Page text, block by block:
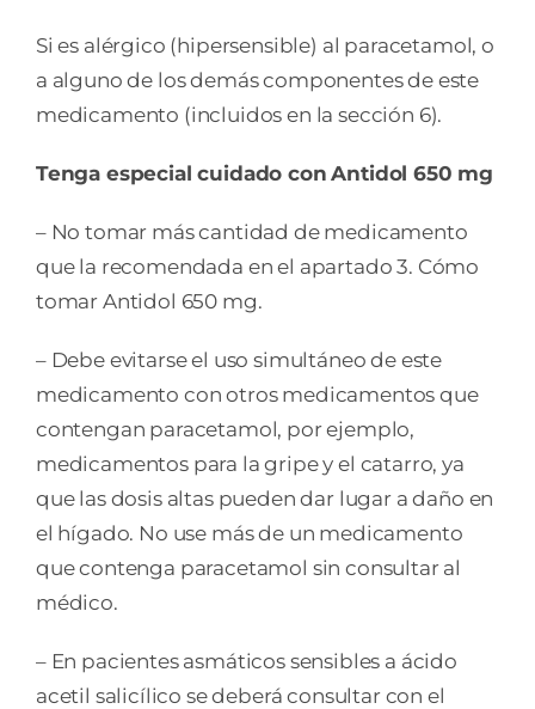
Si es alérgico (hipersensible) al paracetamol, o
a alguno de los demás componentes de este
medicamento (incluidos en la sección 6).
Tenga especial cuidado con Antidol 650 mg
– No tomar más cantidad de medicamento
que la recomendada en el apartado 3. Cómo
tomar Antidol 650 mg.
– Debe evitarse el uso simultáneo de este
medicamento con otros medicamentos que
contengan paracetamol, por ejemplo,
medicamentos para la gripe y el catarro, ya
que las dosis altas pueden dar lugar a daño en
el hígado. No use más de un medicamento
que contenga paracetamol sin consultar al
médico.
– En pacientes asmáticos sensibles a ácido
acetil salicílico se deberá consultar con el